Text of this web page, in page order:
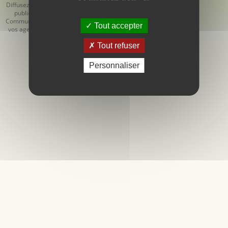
Diffusez votre
publicité
Communiquez
vos agendas
Tout accepter
Tout refuser
Personnaliser